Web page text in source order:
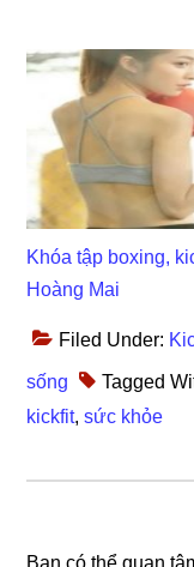
Khóa tập boxing,
Hoàng Mai
Filed Under:
sống Tagged
kickfit,sức khỏe
Bạn có thể quan